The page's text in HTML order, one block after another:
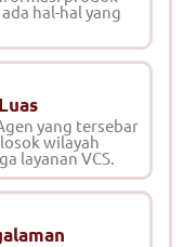
hal-hal yang
yang tersebar
wilayah
layanan VCS.